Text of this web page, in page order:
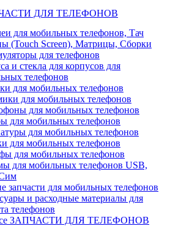
ДЛЯ ТЕЛЕФОНОВ
для мобильных телефонов, Тач
(Touch Screen), Матрицы, Сборки
для телефонов
и стекла для корпусов для
телефонов
для мобильных телефонов
для мобильных телефонов
для мобильных телефонов
для мобильных телефонов
для мобильных телефонов
для мобильных телефонов
для мобильных телефонов
для мобильных телефонов USB,
запчасти для мобильных телефонов
и расходные материалы для
телефонов
ЗАПЧАСТИ ДЛЯ ТЕЛЕФОНОВ